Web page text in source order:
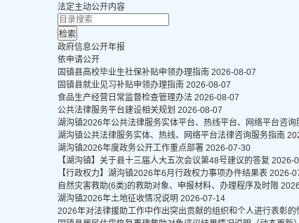
法定主动公开内容
政府信息公开年报
依申请公开
固镇县高校毕业生社保补贴申领办理指南 2026-08-07
固镇县就业见习补贴申领办理指南 2026-08-07
食品生产经营日常监督检查管理办法 2026-08-07
公共法律服务平台建设相关规划 2026-08-07
湖沟镇2026年公共法律服务实体平台、热线平台、网络平台咨询
湖沟镇公共法律服务实体、热线、网络平台法律咨询服务指南
湖沟镇2026年度政务公开工作重点部署 2026-07-30
【湖沟镇】关于县十三届人大五次会议第48号建议的答复 2026-
【行政权力】湖沟镇2026年6月行政权力事项办件结果表 2026-
自然灾害救助(6类)的救助对象、申报材料、办理程序及时限
湖沟镇2026年土地征收情况说明 2026-07-14
2026年对法律援助工作中作出突出贡献的组织和个人进行表彰的